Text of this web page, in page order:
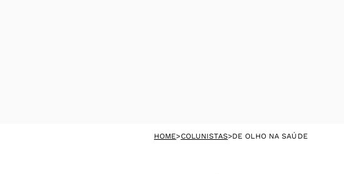
HOME>COLUNISTAS>DE OLHO NA SAÚDE